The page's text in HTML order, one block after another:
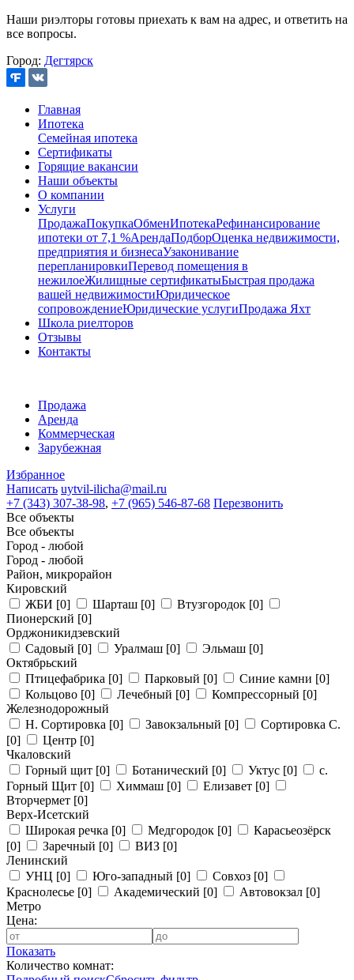
Наши риэлторы готовы приехать к вам на адрес, и ответить на
все вопросы.
Город: Дегтярск
Главная
Ипотека
Семейная ипотека
Сертификаты
Горящие вакансии
Наши объекты
О компании
Услуги
ПродажаПокупкаОбменИпотекаРефинансирование
ипотеки от 7,1 %АрендаПодборОценка недвижимости,
предприятия и бизнесаУзаконивание
перепланировкиПеревод помещения в
нежилоеЖилищные сертификатыБыстрая продажа
вашей недвижимостиЮридическое
сопровождениеЮридические услугиПродажа Яхт
Школа риелторов
Отзывы
Контакты
Продажа
Аренда
Коммерческая
Зарубежная
Избранное
Написать uytvil-ilicha@mail.ru
+7 (343) 307-38-98, +7 (965) 546-87-68 Перезвонить
Все объекты
Все объекты
Город - любой
Город - любой
Район, микрорайон
Кировский
ЖБИ [0] Шарташ [0] Втузгородок [0]
Пионерский [0]
Орджоникидзевский
Садовый [0] Уралмаш [0] Эльмаш [0]
Октябрьский
Птицефабрика [0] Парковый [0] Синие камни [0]
Кольцово [0] Лечебный [0] Компрессорный [0]
Железнодорожный
Н. Сортировка [0] Завокзальный [0]
Сортировка С.
[0]
Центр [0]
Чкаловский
Горный щит [0] Ботанический [0] Уктус [0]
с.
Горный Щит [0] Химмаш [0] Елизавет [0]
Вторчермет [0]
Верх-Исетский
Широкая речка [0] Медгородок [0]
Карасьеозёрск
[0]
Заречный [0] ВИЗ [0]
Ленинский
УНЦ [0] Юго-западный [0] Совхоз [0]
Краснолесье [0] Академический [0] Автовокзал [0]
Метро
Цена:
Показать
Количество комнат: